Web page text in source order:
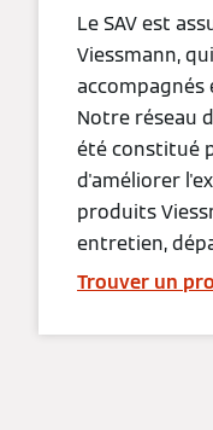
Le SAV est
Viessmann,
Notre réseau
été constitué
d'améliorer
produits
entretien,
Trouver un